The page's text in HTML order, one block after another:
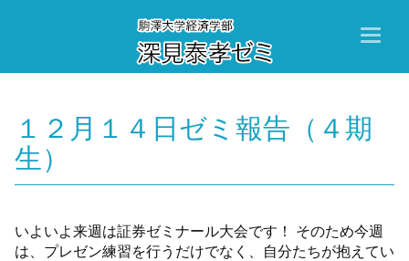
１２月１４日ゼミ報告（４期
生）
いよいよ来週は証券ゼミナール大会です！ そのため今週
は、プレゼン練習を行うだけでなく、自分たちが抱えてい